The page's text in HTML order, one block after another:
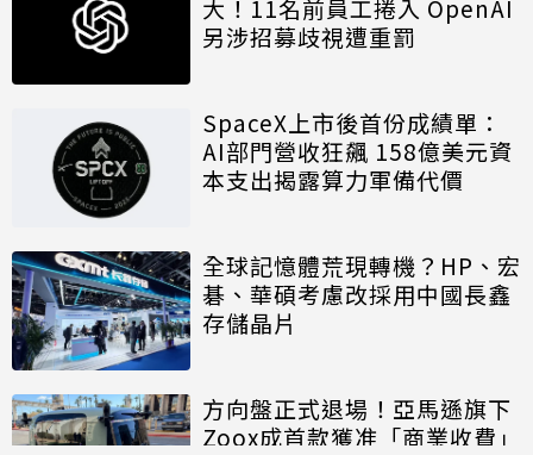
大！11名前員工捲入 OpenAI
另涉招募歧視遭重罰
SpaceX上市後首份成績單：
AI部門營收狂飆 158億美元資
本支出揭露算力軍備代價
全球記憶體荒現轉機？HP、宏
碁、華碩考慮改採用中國長鑫
存儲晶片
方向盤正式退場！亞馬遜旗下
Zoox成首款獲准「商業收費」